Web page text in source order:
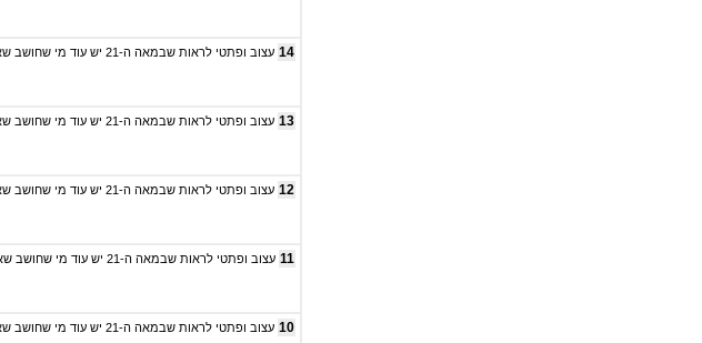
עצוב ופתטי לראות שבמאה ה-21 יש עוד מי שחושב שאין אלוקים..מסכן פתטי שכמוך! 14
עצוב ופתטי לראות שבמאה ה-21 יש עוד מי שחושב שאין אלוקים..מסכן פתטי שכמוך! 13
עצוב ופתטי לראות שבמאה ה-21 יש עוד מי שחושב שאין אלוקים..מסכן פתטי שכמוך! 12
עצוב ופתטי לראות שבמאה ה-21 יש עוד מי שחושב שאין אלוקים..מסכן פתטי שכמוך! 11
עצוב ופתטי לראות שבמאה ה-21 יש עוד מי שחושב שאין אלוקים..מסכן פתטי שכמוך! 10